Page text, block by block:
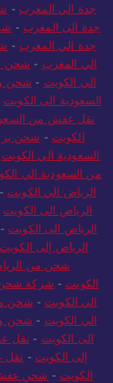
جدة الي المغرب -
جدة الى المغرب -
جدة الي المغرب -
الي المغرب - شحن
الى الكويت - شحن
السعودية الى الكويت
نقل عفش من
الكويت - شحن
السعودية الي الكويت
من السعودية الي
الرياض الي الكويت -
الرياض الى الكويت
الرياض الى الكويت -
الرياض إلى الكويت
شحن من
الكويت - شركة شحن
الي الكويت - شحن
الي الكويت - شحن
الى الكويت - نقل
إلى الكويت - نقل
الكويت - شحن عفش